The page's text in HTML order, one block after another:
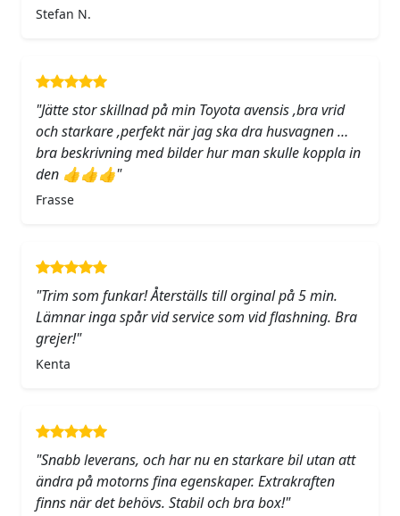
Stefan N.
"Jätte stor skillnad på min Toyota avensis ,bra vrid
och starkare ,perfekt när jag ska dra husvagnen …
bra beskrivning med bilder hur man skulle koppla in
den 👍👍👍"
Frasse
"Trim som funkar! Återställs till orginal på 5 min.
Lämnar inga spår vid service som vid flashning. Bra
grejer!"
Kenta
"Snabb leverans, och har nu en starkare bil utan att
ändra på motorns fina egenskaper. Extrakraften
finns när det behövs. Stabil och bra box!"